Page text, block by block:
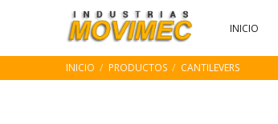
INICIO
INICIO PRODUCTOS CANTILEVERS